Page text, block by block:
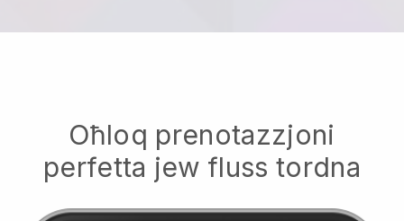
Oħloq prenotazzjoni
perfetta jew fluss tordna